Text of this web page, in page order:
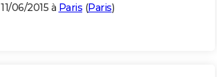
11/06/2015 à Paris (Paris)